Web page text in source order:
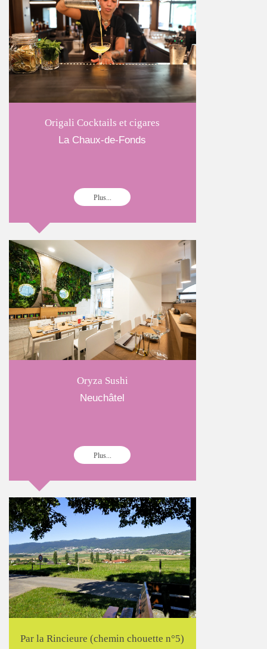
Origali Cocktails et cigares
La Chaux-de-Fonds
Plus...
Oryza Sushi
Neuchâtel
Plus...
Par la Rincieure (chemin chouette n°5)